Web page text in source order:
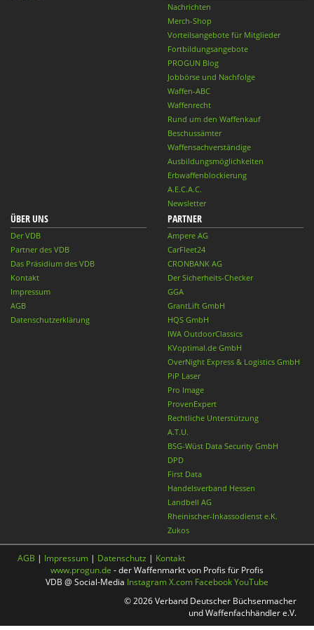
Nachrichten
Merch-Shop
Vorteilsangebote für Mitglieder
Fortbildungsangebote
PROGUN Blog
Jobbörse und Nachfolge
Waffen-ABC
Waffenrecht
Rund um den Waffenkauf
Beschussämter
Waffensachverständige
Ausbildungsmöglichkeiten
Erbwaffenblockierung
A.E.C.A.C.
Newsletter
ÜBER UNS
Der VDB
Partner des VDB
Das Präsidium des VDB
Kontakt
Impressum
AGB
Datenschutzerklärung
PARTNER
Ampere AG
CarFleet24
CRONBANK AG
Der Sicherheits-Checker
GGA
GrantLift GmbH
HQS GmbH
IWA OutdoorClassics
KVoptimal.de GmbH
OverNight Express & Logistics GmbH
PiP Laser
Pro Image
ProvenExpert
Rechtliche Unterstützung
A.T.U.
BSG-Wüst Data Security GmbH
DPD
First Data
Handelsverband Hessen
Landbell AG
Rheinischer-Inkassodienst e.K.
Zukos
AGB | Impressum | Datenschutz | Kontakt
www.progun.de - der Waffenmarkt von Profis für Profis
VDB @ Social-Media InstagramX.com FacebookYouTube
© 2026 Verband Deutscher Büchsenmacher
und Waffenfachhändler e.V.